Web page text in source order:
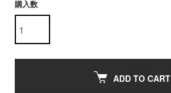
購入数
ADD TO CART